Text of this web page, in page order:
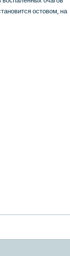
остовом, на